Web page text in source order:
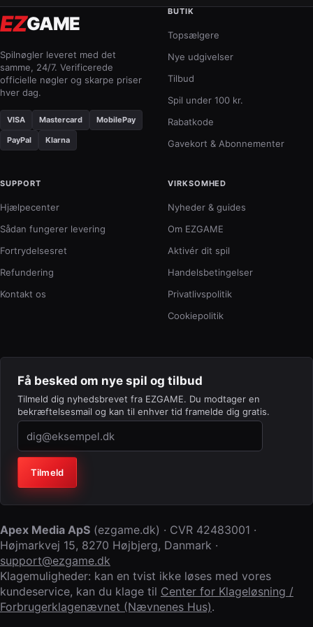
EZGAME
Spilnøgler leveret med det
samme, 24/7. Verificerede
officielle nøgler og skarpe priser
hver dag.
VISA Mastercard MobilePay
PayPal Klarna
BUTIK
Topsælgere
Nye udgivelser
Tilbud
Spil under 100 kr.
Rabatkode
Gavekort & Abonnementer
SUPPORT
Hjælpecenter
Sådan fungerer levering
Fortrydelsesret
Refundering
Kontakt os
VIRKSOMHED
Nyheder & guides
Om EZGAME
Aktivér dit spil
Handelsbetingelser
Privatlivspolitik
Cookiepolitik
Få besked om nye spil og tilbud
Tilmeld dig nyhedsbrevet fra EZGAME. Du modtager en
bekræftelsesmail og kan til enhver tid framelde dig gratis.
Virksomhed (lad feltet stå tomt)
Tilmeld
Apex Media ApS (ezgame.dk) · CVR 42483001 ·
Højmarkvej 15, 8270 Højbjerg, Danmark ·
support@ezgame.dk
Klagemuligheder: kan en tvist ikke løses med vores
kundeservice, kan du klage til Center for Klageløsning /
Forbrugerklagenævnet (Nævnenes Hus).